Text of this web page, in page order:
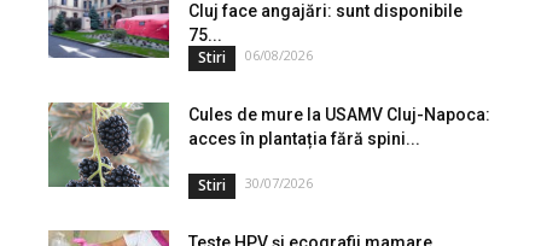
Cluj face angajări: sunt disponibile
75...
Stiri 06/08/2026
Cules de mure la USAMV Cluj-Napoca:
acces în plantația fără spini...
Stiri 30/07/2026